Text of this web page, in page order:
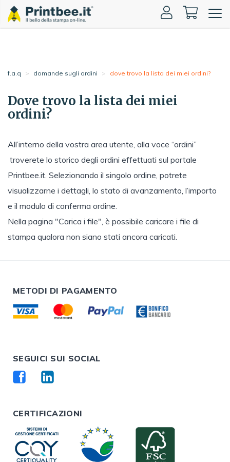
Toggle
f.a.q domande sugli ordini dove trovo la lista dei miei ordini?
Dove trovo la lista dei miei
ordini?
All’interno della vostra area utente, alla voce “ordini”
troverete lo storico degli ordini effettuati sul portale
Printbee.it. Selezionando il singolo ordine, potrete
visualizzarne i dettagli, lo stato di avanzamento, l’importo
e il modulo di conferma ordine.
Nella pagina "Carica i file", è possibile caricare i file di
stampa qualora non siano stati ancora caricati.
METODI DI PAGAMENTO
SEGUICI SUI SOCIAL
CERTIFICAZIONI